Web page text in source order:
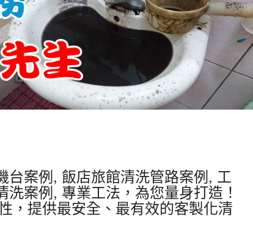
案例, 飯店旅館清洗管路案例, 工
案例, 專業工法，為您量身打造！
，提供最安全、最有效的客製化清